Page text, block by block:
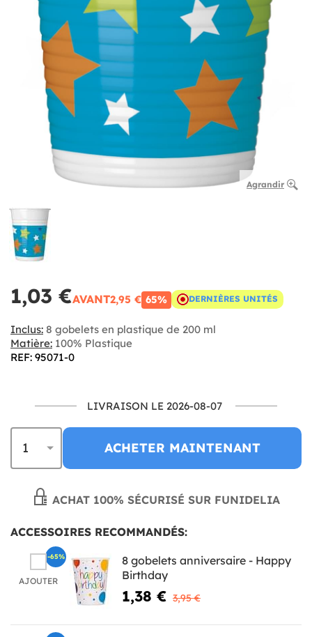
Agrandir
1,03 €AVANT2,95 € 65% DERNIÈRES UNITÉS
Inclus: 8 gobelets en plastique de 200 ml
Matière: 100% Plastique
REF: 95071-0
LIVRAISON LE 2026-08-07
ACHETER MAINTENANT
ACHAT 100% SÉCURISÉ SUR FUNIDELIA
ACCESSOIRES RECOMMANDÉS:
AJOUTER
8 gobelets anniversaire - Happy
Birthday
1,38 € 3,95 €
-65%